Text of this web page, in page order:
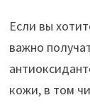
Если вы
важно
кожи, в том